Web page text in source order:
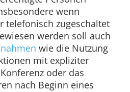
wenn
telefonisch zugeschaltet
werden soll auch
wie die Nutzung
mit expliziter
oder das
nach Beginn eines